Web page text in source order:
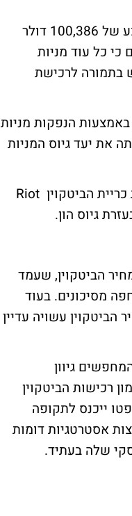
בין 9 ל-15 בדצמבר רכשה החברה 15,350 מטבעות ביטקוין נוספים במחיר ממוצע של 100,386 דולר
מסכימים כי כל עוד מניות
בתמורה לרכישת
הקרובות, באמצעות הנפקות מניות
את יעד גיוס המניות
המהלך של החברה משך תשומת לב גם מצד חברות קריפטו אחרות, דוגמת חברת כריית הביטקוין Riot
עליית מחיר הביטקוין, שעמד
אינה חפה מסיכונים. בעוד
עשויה עדיין
גיוון
רכישות הביטקוין
ייכנס לתקופה
אסטרטגיות דומות
שלה בעתיד.